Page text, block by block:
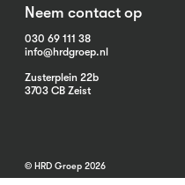
Neem contact op
030 69 111 38
info@hrdgroep.nl
Zusterplein 22b
3703 CB Zeist
© HRD Groep 2026